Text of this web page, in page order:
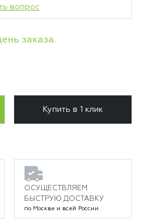
вопрос
заказа.
Купить в 1 клик
ОСУЩЕСТВЛЯЕМ
БЫСТРУЮ ДОСТАВКУ
по Москве и всей России